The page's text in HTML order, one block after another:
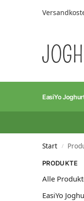
EasiYo
Start /
PRODUKTE
Alle
EasiYo